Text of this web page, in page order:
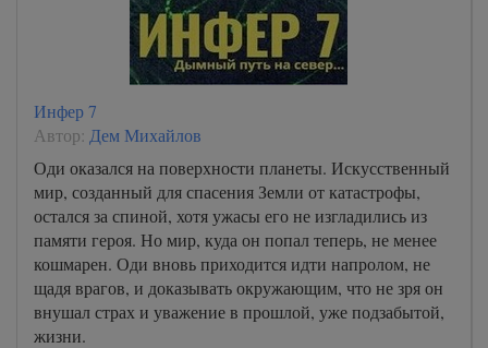
Инфер 7
Автор: Дем Михайлов
Оди оказался на поверхности планеты. Искусственный
мир, созданный для спасения Земли от катастрофы,
остался за спиной, хотя ужасы его не изгладились из
памяти героя. Но мир, куда он попал теперь, не менее
кошмарен. Оди вновь приходится идти напролом, не
щадя врагов, и доказывать окружающим, что не зря он
внушал страх и уважение в прошлой, уже подзабытой,
жизни.